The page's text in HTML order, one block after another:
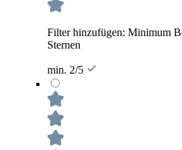
Filter hinzufügen: Minimum
Sternen
min. 2/5